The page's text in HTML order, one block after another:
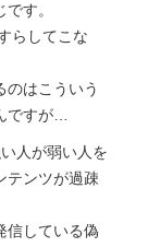
す。
らしてこな
のはこういう
ですが…
人が弱い人を
テンツが過疎
信している偽